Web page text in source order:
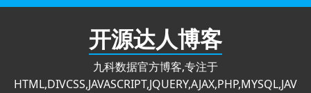
跳
开源达人博客
九科数据官方博客,专注于
HTML,DIVCSS,JAVASCRIPT,JQUERY,AJAX,PHP,MYSQL,JAV